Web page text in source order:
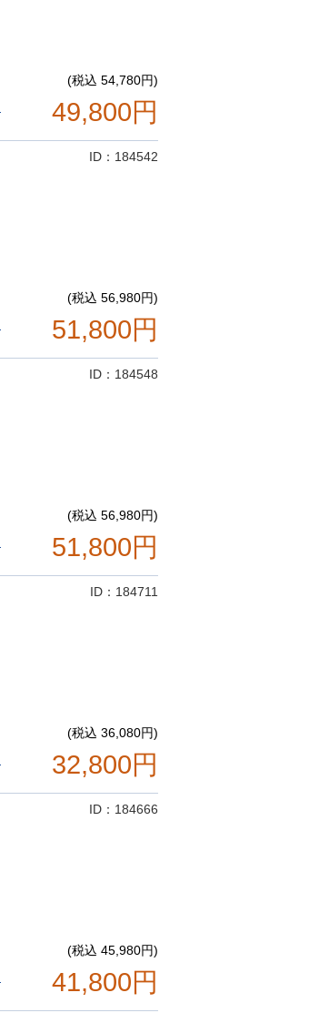
(税込 54,780円)
49,800円
ID：184542
(税込 56,980円)
51,800円
ID：184548
(税込 56,980円)
51,800円
ID：184711
(税込 36,080円)
32,800円
ID：184666
(税込 45,980円)
41,800円